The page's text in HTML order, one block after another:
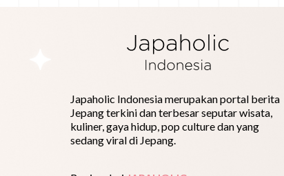
Japaholic Indonesia merupakan portal berita
Jepang terkini dan terbesar seputar wisata,
kuliner, gaya hidup, pop culture dan yang
sedang viral di Jepang.